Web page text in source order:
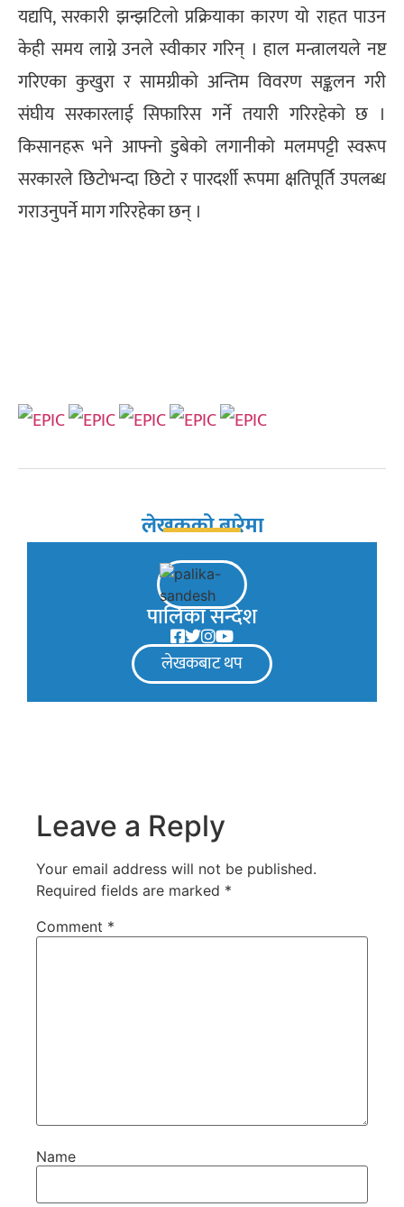
यद्यपि, सरकारी झन्झटिलो प्रक्रियाका कारण यो राहत पाउन
केही समय लाग्ने उनले स्वीकार गरिन् । हाल मन्त्रालयले नष्ट
गरिएका कुखुरा र सामग्रीको अन्तिम विवरण सङ्कलन गरी
संघीय सरकारलाई सिफारिस गर्ने तयारी गरिरहेको छ ।
किसानहरू भने आफ्नो डुबेको लगानीको मलमपट्टी स्वरूप
सरकारले छिटोभन्दा छिटो र पारदर्शी रूपमा क्षतिपूर्ति उपलब्ध
गराउनुपर्ने माग गरिरहेका छन् ।
लेखकको बारेमा
पालिका सन्देश
लेखकबाट थप
Leave a Reply
Your email address will not be published.
Required fields are marked *
Comment *
Name